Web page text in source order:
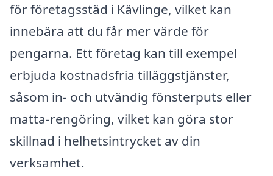
för företagsstäd i Kävlinge, vilket kan
innebära att du får mer värde för
pengarna. Ett företag kan till exempel
erbjuda kostnadsfria tilläggstjänster,
såsom in- och utvändig fönsterputs eller
matta-rengöring, vilket kan göra stor
skillnad i helhetsintrycket av din
verksamhet.